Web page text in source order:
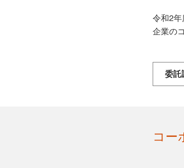
令和2年
企業の
委託
コー